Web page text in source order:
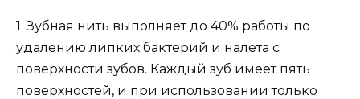
1. Зубная нить выполняет до 40% работы по
удалению липких бактерий и налета с
поверхности зубов. Каждый зуб имеет пять
поверхностей, и при использовании только